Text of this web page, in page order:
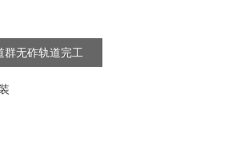
群无砟轨道完工